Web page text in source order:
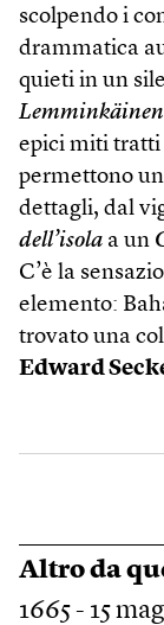
scolpendo i
drammatica
quieti in un
Lemminkäinen
epici miti tratti
permettono
dettagli, dal
dell’isola a un
C’è la
elemento:
trovato una
Edward
Altro da
1665 - 15